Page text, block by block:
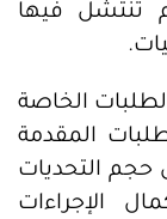
تُنتشل فيها
الخاصة
المقدمة
حجم التحديات
الإجراءات